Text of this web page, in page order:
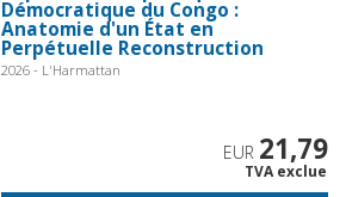
Démocratique du Congo :
Anatomie d'un État en
Perpétuelle Reconstruction
2026 - L'Harmattan
EUR 21,79
TVA exclue